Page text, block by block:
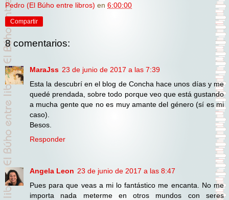
Pedro (El Búho entre libros) en 6:00:00
Compartir
8 comentarios:
MaraJss 23 de junio de 2017 a las 7:39
Esta la descubrí en el blog de Concha hace unos días y me
quedé prendada, sobre todo porque veo que está gustando
a mucha gente que no es muy amante del género (sí es mi
caso).
Besos.
Responder
Angela Leon 23 de junio de 2017 a las 8:47
Pues para que veas a mi lo fantástico me encanta. No me
importa nada meterme en otros mundos con seres